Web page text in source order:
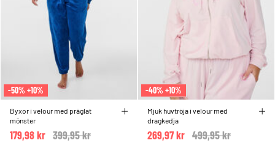
-50% +10%
Byxor i velour med präglat
mönster
Price reduced from
399,95 kr
179,98 kr
-40% +10%
Mjuk huvtröja i velour med
dragkedja
Price reduced from
499,95 kr
269,97 kr